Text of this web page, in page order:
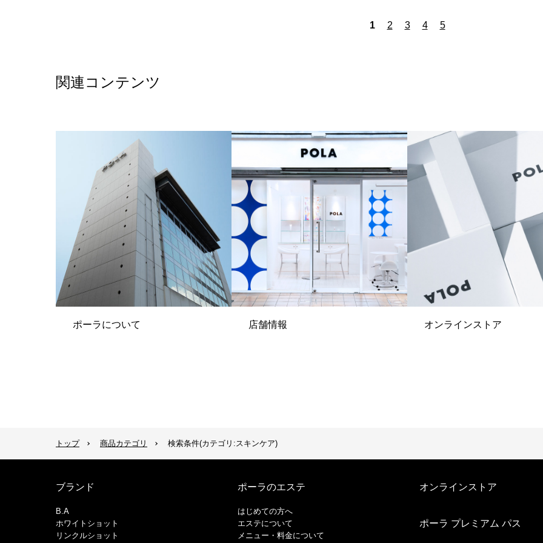
1 2 3 4 5
関連コンテンツ
ポーラについて 店舗情報 オンラインストア
トップ 商品カテゴリ 検索条件(カテゴリ:スキンケア)
ブランド
B.A
ホワイトショット
リンクルショット
ポーラのエステ
はじめての方へ
エステについて
メニュー・料金について
オンラインストア
ポーラ プレミアム パス